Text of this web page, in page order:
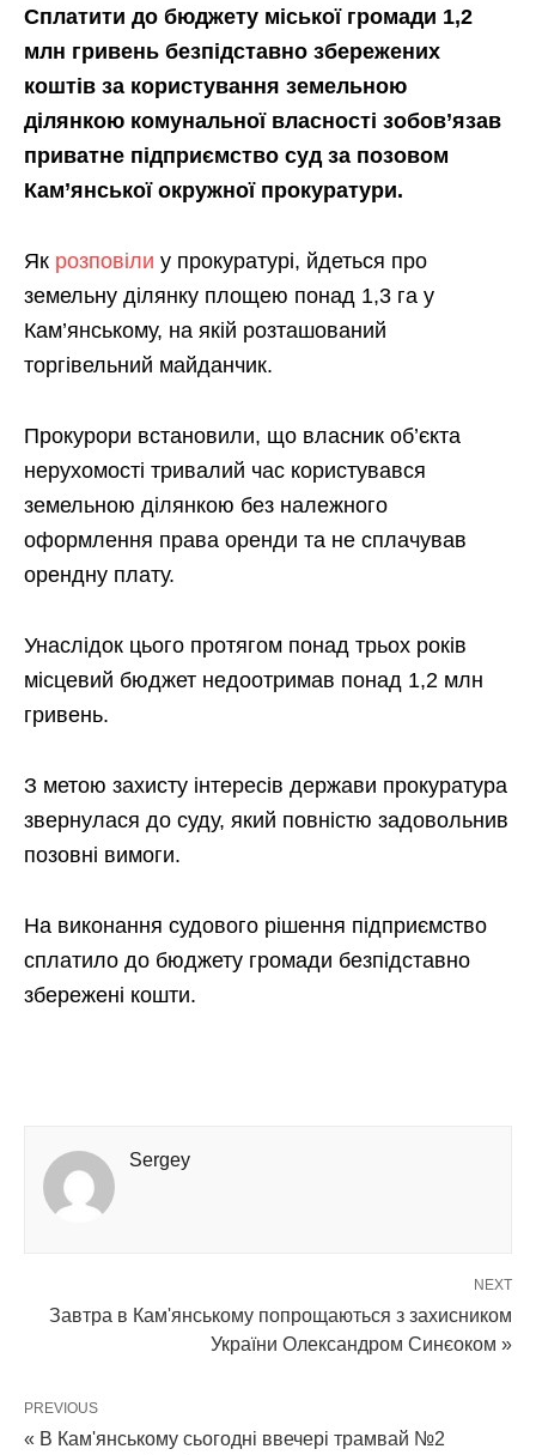
Сплатити до бюджету міської громади 1,2
млн гривень безпідставно збережених
коштів за користування земельною
ділянкою комунальної власності зобов’язав
приватне підприємство суд за позовом
Кам’янської окружної прокуратури.
Як розповіли у прокуратурі, йдеться про
земельну ділянку площею понад 1,3 га у
Кам’янському, на якій розташований
торгівельний майданчик.
Прокурори встановили, що власник об’єкта
нерухомості тривалий час користувався
земельною ділянкою без належного
оформлення права оренди та не сплачував
орендну плату.
Унаслідок цього протягом понад трьох років
місцевий бюджет недоотримав понад 1,2 млн
гривень.
З метою захисту інтересів держави прокуратура
звернулася до суду, який повністю задовольнив
позовні вимоги.
На виконання судового рішення підприємство
сплатило до бюджету громади безпідставно
збережені кошти.
Sergey
NEXT
Завтра в Кам'янському попрощаються з захисником
України Олександром Синєоком »
PREVIOUS
« В Кам'янському сьогодні ввечері трамвай №2